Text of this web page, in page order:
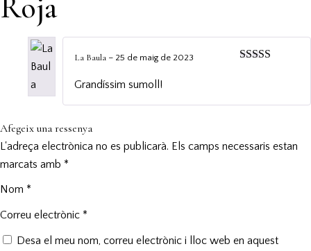
La Baula – 25 de maig de 2023
Grandíssim sumoll!
Afegeix una ressenya
L'adreça electrònica no es publicarà. Els camps necessaris estan
marcats amb *
Nom *
Correu electrònic *
Desa el meu nom, correu electrònic i lloc web en aquest